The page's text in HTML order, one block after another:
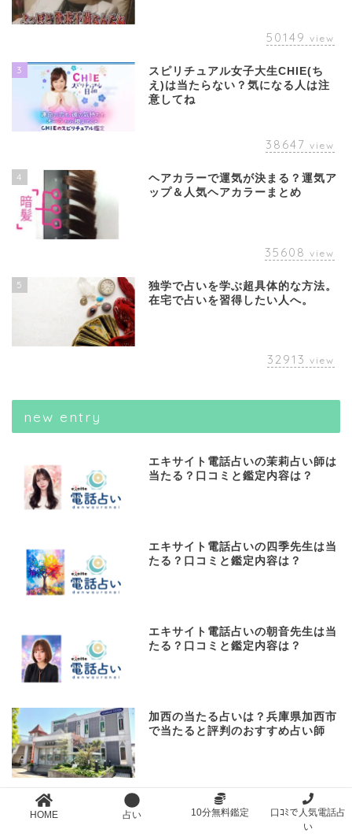
50149 view
3
スピリチュアル女子大生CHIE(ち
え)は当たらない？気になる人は注
意してね
38647 view
4
ヘアカラーで運気が決まる？運気ア
ップ＆人気ヘアカラーまとめ
35608 view
5
独学で占いを学ぶ超具体的な方法。
在宅で占いを習得したい人へ。
32913 view
new entry
エキサイト電話占いの茉莉占い師は
当たる？口コミと鑑定内容は？
エキサイト電話占いの四季先生は当
たる？口コミと鑑定内容は？
エキサイト電話占いの朝音先生は当
たる？口コミと鑑定内容は？
加西の当たる占いは？兵庫県加西市
で当たると評判のおすすめ占い師
SATORI電話占いの友希先生の占い
は当たる？口コミと鑑定内容は？
HOME 占い 10分無料鑑定
口ｺﾐで人気電話占
い